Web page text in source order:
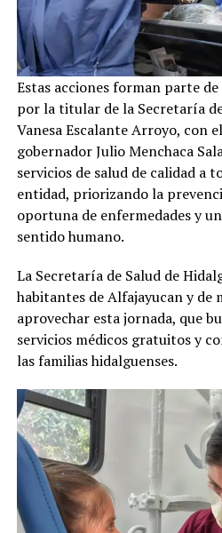
Estas acciones forman parte
por la titular de la Secretaría
Vanesa Escalante Arroyo, con
gobernador Julio Menchaca
servicios de salud de calidad a
entidad, priorizando la
oportuna de enfermedades y
sentido humano.
La Secretaría de Salud de
habitantes de Alfajayucan y de
aprovechar esta jornada, que
servicios médicos gratuitos y
las familias hidalguenses.